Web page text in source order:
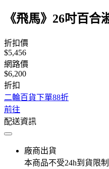
《飛馬》26吋百合
折扣價
$5,456
網路價
$6,200
折扣
二輪百貨下單88折
前往
配送資訊
廠商出貨
本商品不受24h到貨限制